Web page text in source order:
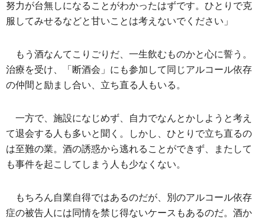
努力が台無しになることがわかったはずです。ひとりで克
服してみせるなどと甘いことは考えないでください」
もう酒なんてこりごりだ、一生飲むものかと心に誓う。
治療を受け、「断酒会」にも参加して同じアルコール依存
の仲間と励まし合い、立ち直る人もいる。
一方で、施設になじめず、自力でなんとかしようと考え
て退会する人も多いと聞く。しかし、ひとりで立ち直るの
は至難の業。酒の誘惑から逃れることができず、またして
も事件を起こしてしまう人も少なくない。
もちろん自業自得ではあるのだが、別のアルコール依存
症の被告人には同情を禁じ得ないケースもあるのだ。酒か